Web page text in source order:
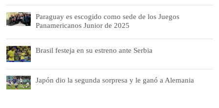
Paraguay es escogido como sede de los Juegos
Panamericanos Junior de 2025
Brasil festeja en su estreno ante Serbia
Japón dio la segunda sorpresa y le ganó a Alemania